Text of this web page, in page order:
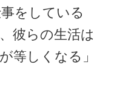
をしている
彼らの生活は
等しくなる」